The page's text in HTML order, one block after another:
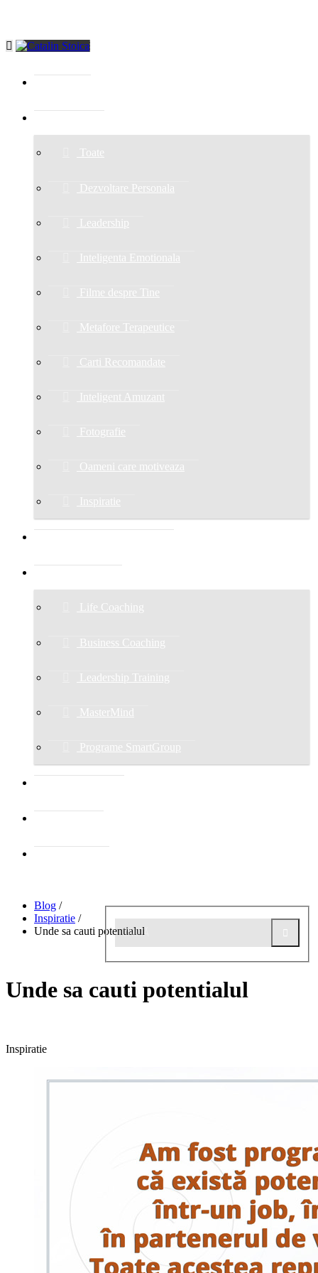
Toate
Dezvoltare Personala
Leadership
Inteligenta Emotionala
Filme despre Tine
Metafore Terapeutice
Carti Recomandate
Inteligent Amuzant
Fotografie
Oameni care motiveaza
Inspiratie
Life Coaching
Business Coaching
Leadership Training
MasterMind
Programe SmartGroup
Blog /
Inspiratie /
Unde sa cauti potentialul
Unde sa cauti potentialul
Inspiratie